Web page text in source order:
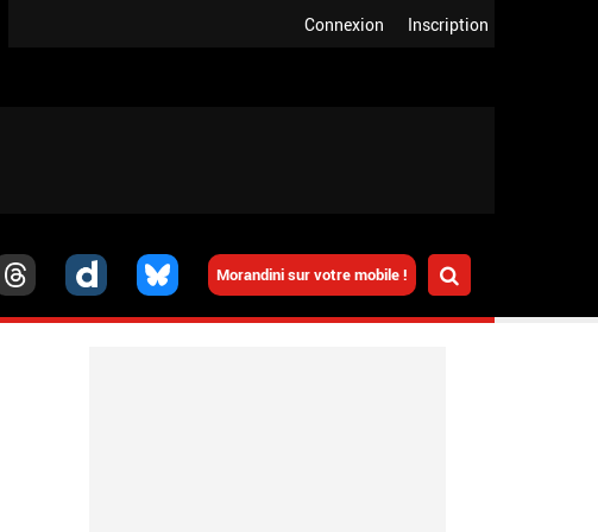
Inscription
Connexion
Morandini sur votre mobile !